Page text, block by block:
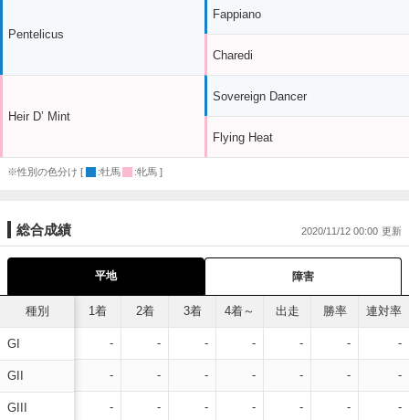
Pentelicus
Heir D’ Mint
Fappiano
Charedi
Sovereign Dancer
Flying Heat
※性別の色分け [ :牡馬 :牝馬 ]
総合成績 2020/11/12 00:00
平地 障害
種別
GI
GII
GIII
1着 2着 3着 4着～ 出走 勝率 連対率
- - - - - - -
- - - - - - -
- - - - - - -